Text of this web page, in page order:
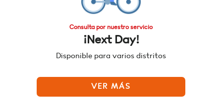
Consulta por nuestro servicio
¡Next Day!
Disponible para varios distritos
VER MÁS